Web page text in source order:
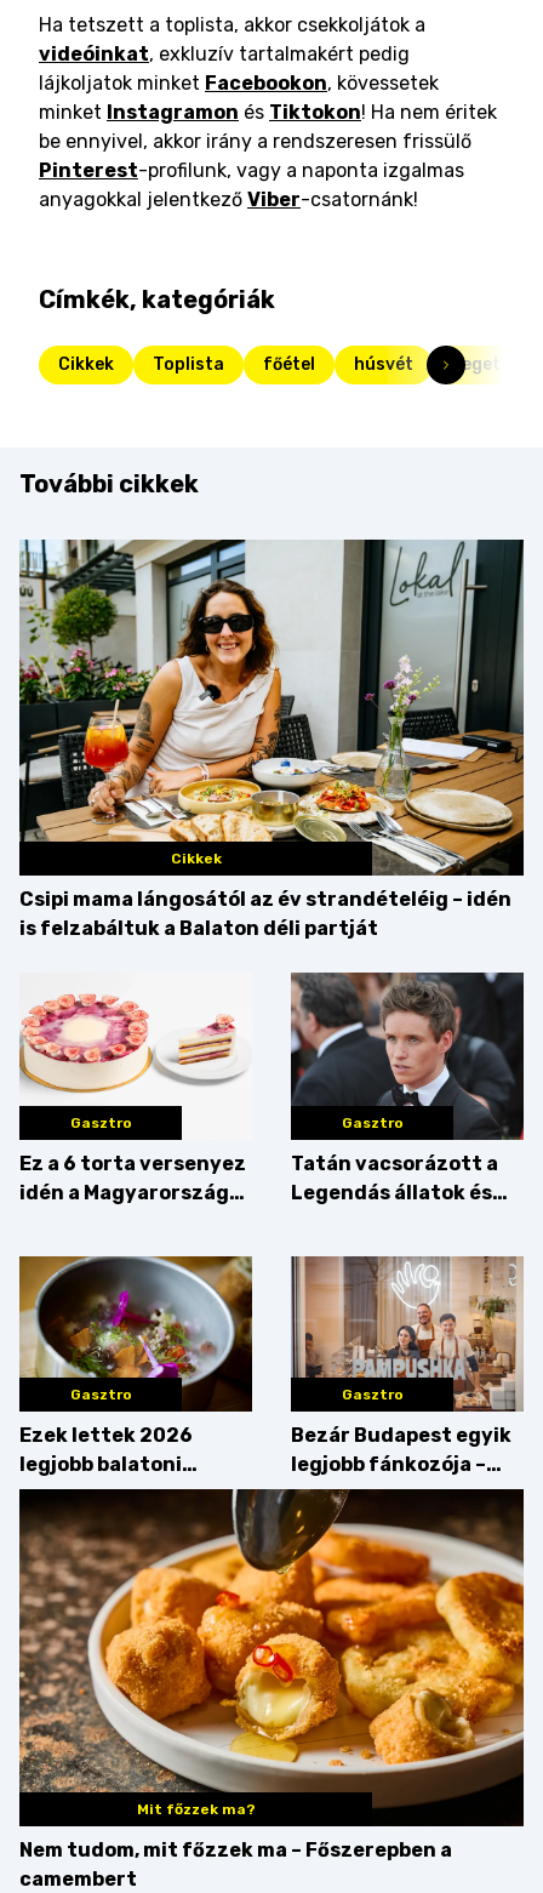
Ha tetszett a toplista, akkor csekkoljátok a
videóinkat, exkluzív tartalmakért pedig
lájkoljatok minket Facebookon, kövessetek
minket Instagramon és Tiktokon! Ha nem éritek
be ennyivel, akkor irány a rendszeresen frissülő
Pinterest-profilunk, vagy a naponta izgalmas
anyagokkal jelentkező Viber-csatornánk!
Címkék, kategóriák
Cikkek Toplista főétel húsvét
További cikkek
Cikkek
Csipi mama lángosától az év strandételéig – idén
is felzabáltuk a Balaton déli partját
Gasztro
Ez a 6 torta versenyez
idén a Magyarország
Gasztro
Tatán vacsorázott a
Legendás állatok és
Gasztro
Ezek lettek 2026
legjobb balatoni
strandételei –
végigkóstoltuk a
győzteseket
Gasztro
Bezár Budapest egyik
legjobb fánkozója –
búcsúzik a Pampushka
Mit főzzek ma?
Nem tudom, mit főzzek ma – Főszerepben a
camembert